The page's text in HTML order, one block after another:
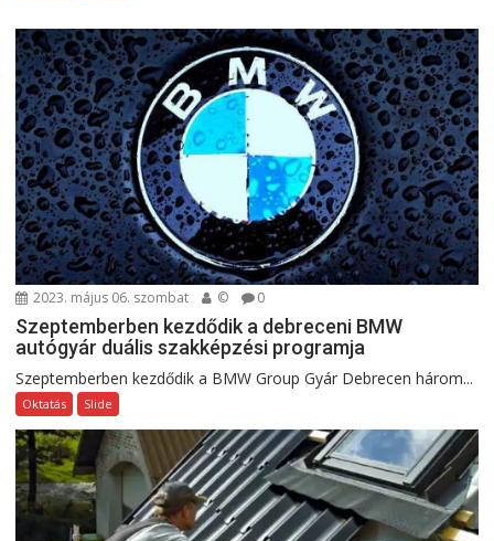
2023. május 06. szombat © 0
Szeptemberben kezdődik a debreceni BMW
autógyár duális szakképzési programja
Szeptemberben kezdődik a BMW Group Gyár Debrecen három...
Oktatás Slide